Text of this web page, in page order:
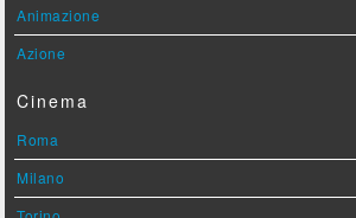
Animazione
Azione
Cinema
Roma
Milano